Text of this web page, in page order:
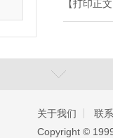
【打印正
关于我们
联
Copyright ©️